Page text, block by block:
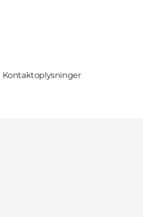
Kontaktoplysninger